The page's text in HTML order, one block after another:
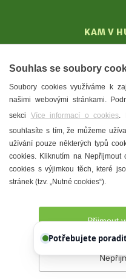
KAM V
T.
Městské
Prohlášení o přístupnosti
Souhlas se soubory
Soubory cookies využíváme k
našimi webovými stránkami.
sekci Více informací o cookies.
souhlasíte s tím, že můžeme
užívání pouze některých typů
cookies. Kliknutím na Nepřijmout
cookies s výjimkou těch, které
stránek (tzv. „Nutné cookies“).
Přijmout
Chettyho.